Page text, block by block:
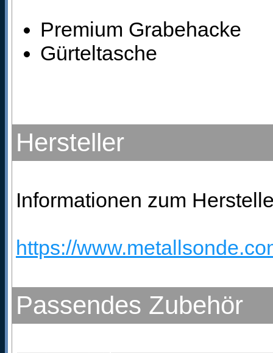
Premium Grabehacke
Gürteltasche
Hersteller
Informationen zum
https://
Passendes Zubehör